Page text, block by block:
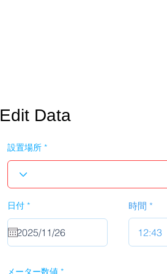
Edit Data
設置場所
日付 *r
q
u
i
r
時間
メーター数値